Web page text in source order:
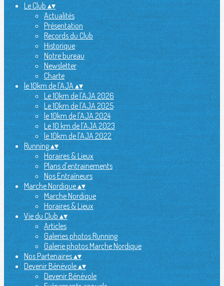
Le Club▴▾
Actualités
Présentation
Records du Club
Historique
Notre bureau
Newsletter
Charte
le 10km de l'AJA▴▾
Le 10km de l'AJA 2026
Le 10km de l'AJA 2025
le 10km de l'AJA 2024
Le 10 km de l'AJA 2023
le 10km de l'AJA 2022
Running▴▾
Horaires & Lieux
Plans d'entrainements
Nos Entraîneurs
Marche Nordique▴▾
Marche Nordique
Horaires & Lieux
Vie du Club▴▾
Articles
Galeries photos Running
Galerie photos Marche Nordique
Nos Partenaires▴▾
Devenir Bénévole▴▾
Devenir Bénévole